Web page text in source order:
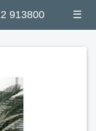
☰
913800